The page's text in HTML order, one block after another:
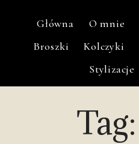
Główna O mnie
Broszki
Kolczyki
Stylizacje
Tag: